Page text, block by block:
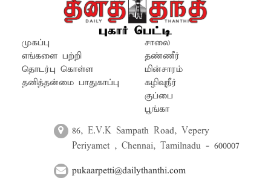
இன்னும் திறக்கப்படவில்லை. இதனால்
இந்த குடிநீர் சுத்திகரிப்பு நிலையம்
எப்போது திறக்கப்படும் என்று அப்பகுதி
மக்கள் ஆவலுடன் காத்துக்கொண்டு
உள்ளனர்.
முகப்பு
எங்களை பற்றி
தொடர்பு கொள்ள
தனித்தன்மை பாதுகாப்பு
சாலை
தண்ணீர்
மின்சாரம்
கழிவுநீர்
குப்பை
பூங்கா
86, E.V.K Sampath Road, Vepery
Periyamet , Chennai, Tamilnadu - 600007
pukaarpetti@dailythanthi.com